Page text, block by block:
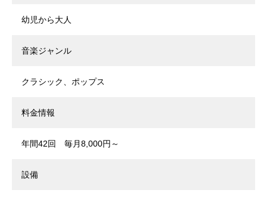
幼児から大人
音楽ジャンル
クラシック、ポップス
料金情報
年間42回 毎月8,000円～
設備